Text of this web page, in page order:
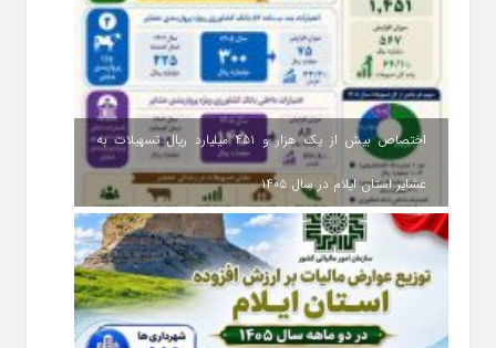
اختصاص بیش از یک هزار و ۴۵۱ میلیارد ریال تسهیلات به
عشایر استان ایلام در سال ۱۴۰۵